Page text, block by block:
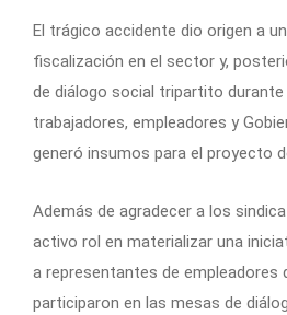
El trágico accidente dio origen a
fiscalización en el sector y,
de diálogo social tripartito durante
trabajadores, empleadores y
generó insumos para el proyecto
Además de agradecer a los
activo rol en materializar una
a representantes de empleadores
participaron en las mesas de